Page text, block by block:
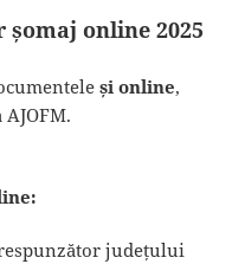
șomaj online 2025
și online,
județului